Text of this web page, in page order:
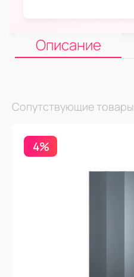
Описание
Сопутствующие товары
4%